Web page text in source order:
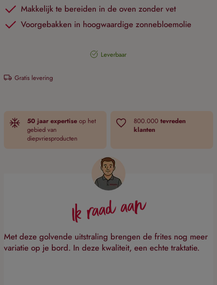
Makkelijk te bereiden in de oven zonder vet
Voorgebakken in hoogwaardige zonnebloemolie
Leverbaar
Gratis levering
50 jaar expertise op het
gebied van
diepvriesproducten
800.000 tevreden
klanten
Ik raad aan
Met deze golvende uitstraling brengen de frites nog meer
variatie op je bord. In deze kwaliteit, een echte traktatie.